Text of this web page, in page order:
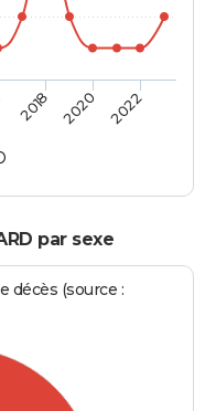
2018 2020 2022
par sexe
décès (source :